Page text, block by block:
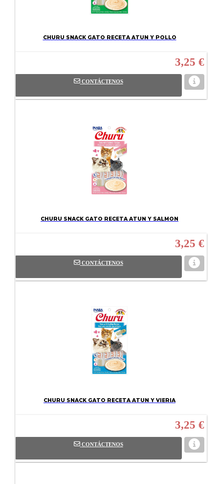
CHURU SNACK GATO RECETA ATUN Y POLLO
3,25 €
CONTÁCTENOS
CHURU SNACK GATO RECETA ATUN Y SALMON
3,25 €
CONTÁCTENOS
CHURU SNACK GATO RECETA ATUN Y VIERIA
3,25 €
CONTÁCTENOS